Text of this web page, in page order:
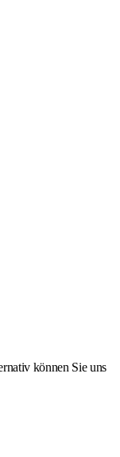
können Sie uns